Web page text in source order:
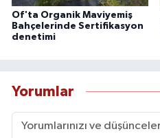
Of'ta Organik Maviyemiş
Bahçelerinde Sertifikasyon
denetimi
Yorumlar